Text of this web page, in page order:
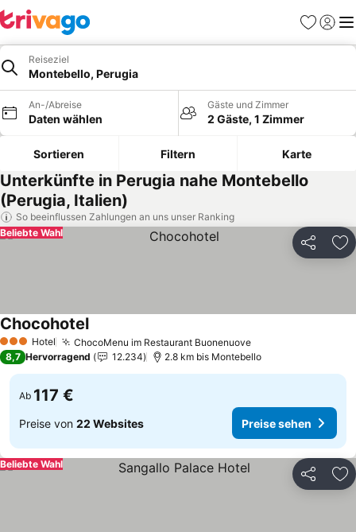
Favoriten
Reiseziel
Montebello, Perugia
An-/Abreise
Daten wählen
Gäste und Zimmer
2 Gäste, 1 Zimmer
Sortieren Filtern Karte
Unterkünfte in Perugia nahe Montebello
(Perugia, Italien)
So beeinflussen Zahlungen an uns unser Ranking
Teilen
Beliebte Wahl
3 SterneHotel ChocoMenu im Restaurant Buonenuove
Chocohotel
8,7 Hervorragend 12.234 2.8 km bis Montebello
Ab 117 €
Preise von 22 Websites Preise sehen
Teilen
Beliebte Wahl